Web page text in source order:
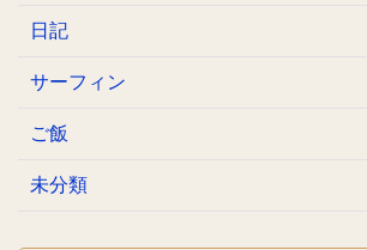
日記
サーフィン
ご飯
未分類